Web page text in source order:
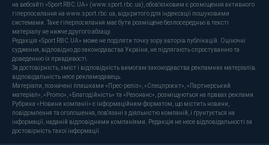
на вебсайті «Sport RBC.UA» (www.sport.rbc.ua), обов'язковим є розміщення активного
гіперпосилання на www.sport.rbc.ua, відкритого для індексації пошуковими
системами. Таке гіперпосилання має бути розміщене безпосередньо в тексті
матеріалу не нижче другого абзацу.
Редакція «Sport RBC.UA» може не поділяти точку зору авторів публікацій. Оціночні
судження, відповідно до законодавства України, не підлягають спростуванню та
доведенню їх правдивості.
За достовірність, зміст і відповідність вимогам законодавства рекламних матеріалів
відповідальність несе рекламодавець.
Матеріали, позначені плашками «Прес-реліз», «Спецпроєкт», «Партнерський
матеріал», «Promo», «Благодійність» та «Резонанс», розміщуються на правах реклами.
Рубрика «Новини компанії» є інформаційним форматом, що містить новини,
повідомлення та оголошення, пов'язані з діяльністю компаній, і ґрунтується на
інформації, наданій відповідними компаніями. Редакція не несе відповідальності за
достовірність такої інформації.